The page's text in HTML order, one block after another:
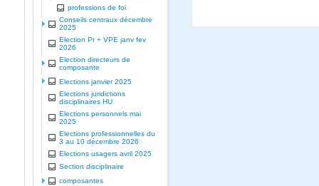
professions de foi
Conseils centraux décembre
2025
Election Pr + VPE janv fev
2026
Election directeurs de
composante
Elections janvier 2025
Elections juridictions
disciplinaires HU
Elections personnels mai
2025
Elections professionnelles du
3 au 10 décembre 2026
Elections usagers avril 2025
Section disciplinaire
composantes